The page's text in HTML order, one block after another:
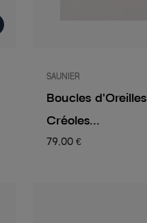
SAUNIER
Boucles d'Oreilles
Créoles...
79,00 €